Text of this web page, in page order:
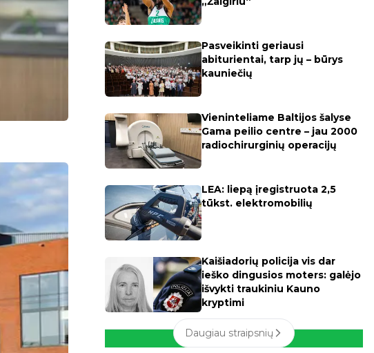
Pasveikinti geriausi
abiturientai, tarp jų – būrys
kauniečių
Vieninteliame Baltijos šalyse
Gama peilio centre – jau 2000
radiochirurginių operacijų
LEA: liepą įregistruota 2,5
tūkst. elektromobilių
Kaišiadorių policija vis dar
ieško dingusios moters: galėjo
išvykti traukiniu Kauno
kryptimi
Daugiau straipsnių